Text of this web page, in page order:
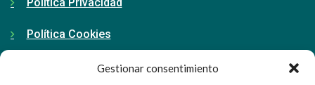
Gestionar consentimiento
Política Cookies